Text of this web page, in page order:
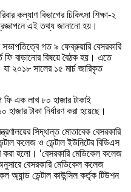
কল্যাণ বিভাগের চিকিৎসা শিক্ষা-২
এই তথ্য জানানো হয়।
সভাপতিত্বে গত ৯ ফেব্রুয়ারি বেসরকারি
ফি বাড়ানোর বিষয়ে বৈঠক হয়। এতে
২০১৮ সালের ১৫ মার্চ জারিকৃত
ফি এক লাখ ৮০ হাজার টাকাই
টাকা নির্ধারণ করা হয়েছে।
সিদ্ধান্ত মোতাবেক বেসরকারি
কলেজ ও ডেন্টাল ইউনিটের বিডিএস
করা হলো। ‌‘বেসরকারি মেডিকেল কলেজ
বেসরকারি মেডিকেল কলেজ
অ্যান্ড ডেন্টাল কাউন্সিল কর্তৃক টিউশন